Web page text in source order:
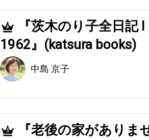
4
『茨木のり子全日記
1962』(katsura books)
中島 京子
5
『老後の家があり